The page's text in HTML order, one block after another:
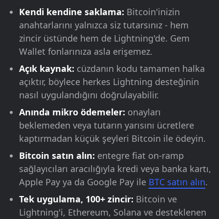
Kendi kendine saklama: Bitcoin'inizin
anahtarlarını yalnızca siz tutarsınız - hem
zincir üstünde hem de Lightning'de. Gem
Wallet fonlarınıza asla erişemez.
Açık kaynak: cüzdanın kodu tamamen halka
açıktır, böylece herkes Lightning desteğinin
nasıl uygulandığını doğrulayabilir.
Anında mikro ödemeler: onayları
beklemeden veya tutarın yarısını ücretlere
kaptırmadan küçük şeyleri Bitcoin ile ödeyin.
Bitcoin satın alın: entegre fiat on-ramp
sağlayıcıları aracılığıyla kredi veya banka kartı,
Apple Pay ya da Google Pay ile BTC satın alın.
Tek uygulama, 100+ zincir: Bitcoin ve
Lightning'i, Ethereum, Solana ve desteklenen